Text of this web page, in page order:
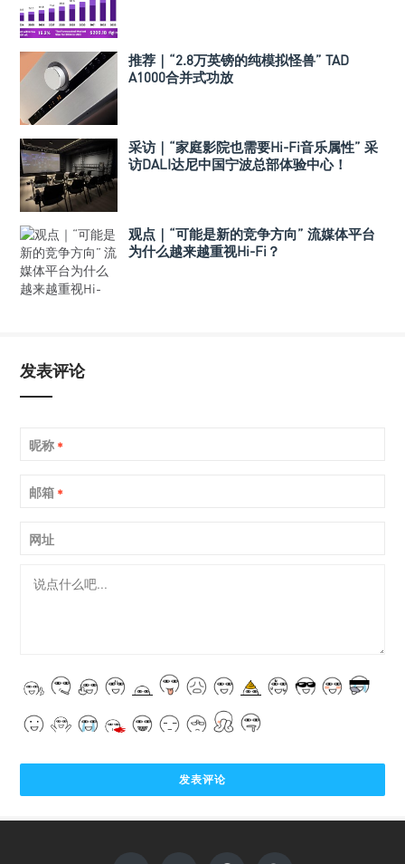
推荐｜“2.8万英镑的纯模拟怪兽” TAD
A1000合并式功放
采访｜“家庭影院也需要Hi-Fi音乐属性” 采
访DALI达尼中国宁波总部体验中心！
观点｜“可能是新的竞争方向” 流媒体平台
为什么越来越重视Hi-Fi？
发表评论
昵称 *
邮箱 *
网址